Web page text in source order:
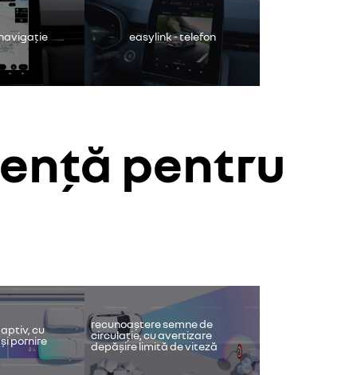
easylink - telefon
pentru
cu
pornire
recunoaștere semne de
circulație, cu avertizare
depășire limită de viteză